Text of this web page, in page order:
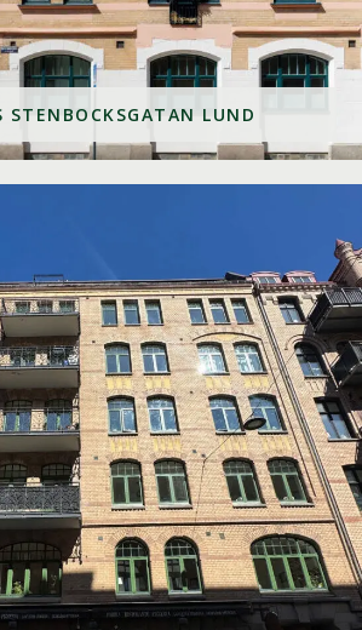
STENBOCKSGATAN LUND